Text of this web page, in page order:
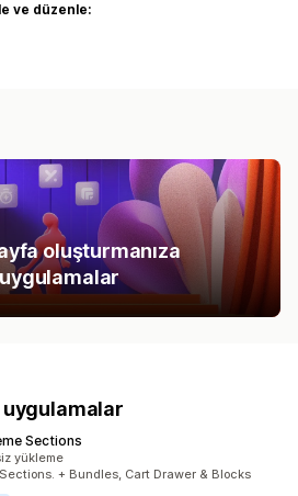
ve düzenle:
oluşturmanıza
Sections
yükleme
+ Bundles, Cart Drawer & Blocks